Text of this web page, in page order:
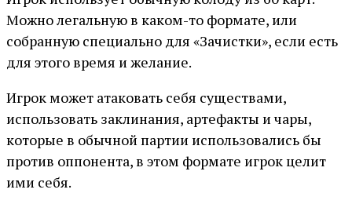
Можно легальную в каком-то формате, или
собранную специально для «Зачистки», если есть
для этого время и желание.
Игрок может атаковать себя существами,
использовать заклинания, артефакты и чары,
которые в обычной партии использовались бы
против оппонента, в этом формате игрок целит
ими себя.